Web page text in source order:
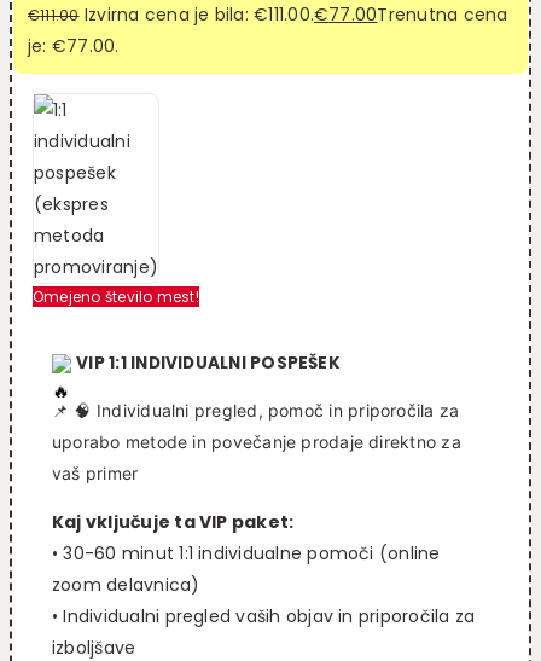
€111.00 Izvirna cena je bila: €111.00.€77.00Trenutna cena
je: €77.00.
Omejeno število mest!
VIP 1:1 INDIVIDUALNI POSPEŠEK
📌 🧠 Individualni pregled, pomoč in priporočila za
uporabo metode in povečanje prodaje direktno za
vaš primer
Kaj vključuje ta VIP paket:
• 30-60 minut 1:1 individualne pomoči (online
zoom delavnica)
• Individualni pregled vaših objav in priporočila za
izboljšave